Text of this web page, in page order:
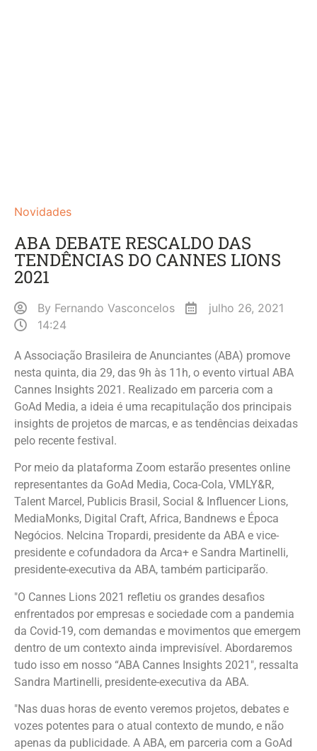
Novidades
ABA DEBATE RESCALDO DAS
TENDÊNCIAS DO CANNES LIONS
2021
By Fernando Vasconcelos
julho 26, 2021
14:24
A Associação Brasileira de Anunciantes (ABA) promove
nesta quinta, dia 29, das 9h às 11h, o evento virtual ABA
Cannes Insights 2021. Realizado em parceria com a
GoAd Media, a ideia é uma recapitulação dos principais
insights de projetos de marcas, e as tendências deixadas
pelo recente festival.
Por meio da plataforma Zoom estarão presentes online
representantes da GoAd Media, Coca-Cola, VMLY&R,
Talent Marcel, Publicis Brasil, Social & Influencer Lions,
MediaMonks, Digital Craft, Africa, Bandnews e Época
Negócios. Nelcina Tropardi, presidente da ABA e vice-
presidente e cofundadora da Arca+ e Sandra Martinelli,
presidente-executiva da ABA, também participarão.
"O Cannes Lions 2021 refletiu os grandes desafios
enfrentados por empresas e sociedade com a pandemia
da Covid-19, com demandas e movimentos que emergem
dentro de um contexto ainda imprevisível. Abordaremos
tudo isso em nosso “ABA Cannes Insights 2021", ressalta
Sandra Martinelli, presidente-executiva da ABA.
"Nas duas horas de evento veremos projetos, debates e
vozes potentes para o atual contexto de mundo, e não
apenas da publicidade. A ABA, em parceria com a GoAd